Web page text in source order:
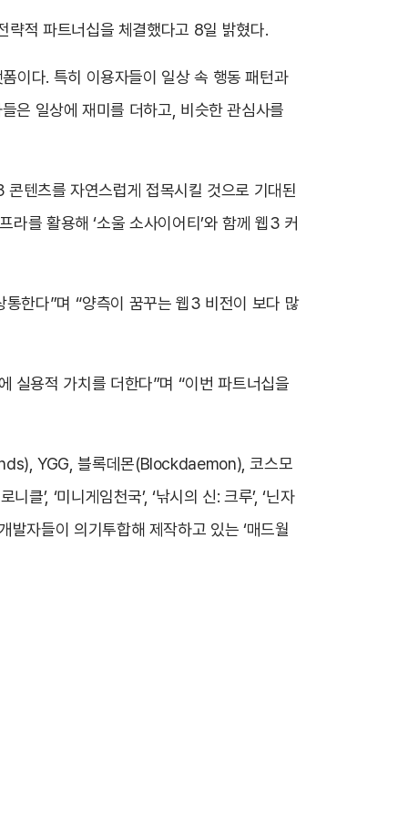
략적 파트너십을 체결했다고 8일 밝혔다.
이다. 특히 이용자들이 일상 속 행동 패턴과
은 일상에 재미를 더하고, 비슷한 관심사를
텐츠를 자연스럽게 접목시킬 것으로 기대된
를 활용해 ‘소울 소사이어티’와 함께 웹3 커
한다”며 “양측이 꿈꾸는 웹3 비전이 보다 많
실용적 가치를 더한다”며 “이번 파트너십을
YGG, 블록데몬(Blockdaemon), 코스모
’, ‘미니게임천국’, ‘낚시의 신: 크루’, ‘닌자
발자들이 의기투합해 제작하고 있는 ‘매드월